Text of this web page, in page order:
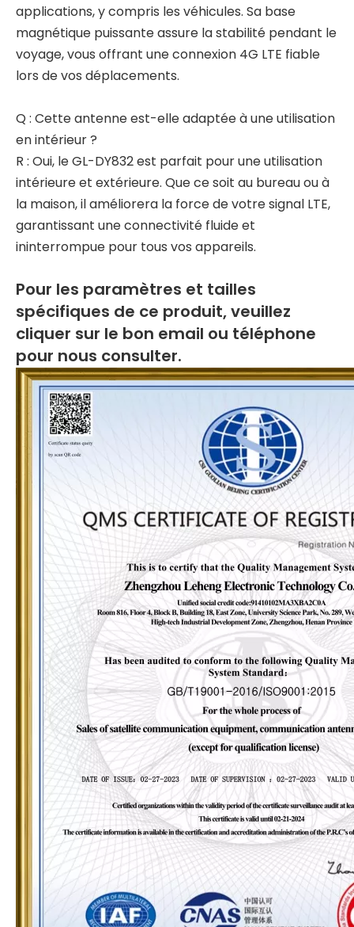
applications, y compris les véhicules. Sa base
magnétique puissante assure la stabilité pendant le
voyage, vous offrant une connexion 4G LTE fiable
lors de vos déplacements.
Q : Cette antenne est-elle adaptée à une utilisation
en intérieur ?
R : Oui, le GL-DY832 est parfait pour une utilisation
intérieure et extérieure. Que ce soit au bureau ou à
la maison, il améliorera la force de votre signal LTE,
garantissant une connectivité fluide et
ininterrompue pour tous vos appareils.
Pour les paramètres et tailles
spécifiques de ce produit, veuillez
cliquer sur le bon email ou téléphone
pour nous consulter.